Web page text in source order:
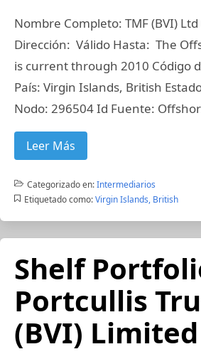
Nombre Completo: TMF (BVI)
Dirección: Válido Hasta: The
is current through 2010 Código
País: Virgin Islands, British
Nodo: 296504 Id Fuente:
Leer Más
Categorizado en:Intermediarios
Etiquetado como: Virgin Islands, British
Shelf
Portcullis
(BVI) Limited